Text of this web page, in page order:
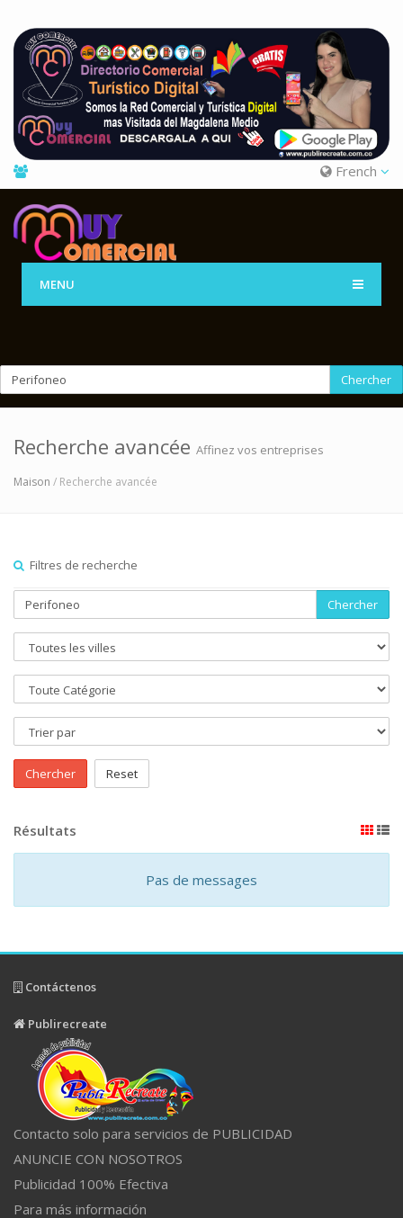
French
MENU
Chercher
Recherche avancée Affinez vos entreprises
Maison / Recherche avancée
Filtres de recherche
Chercher
Chercher Reset
Résultats
Pas de messages
Contáctenos
Publirecreate
Contacto solo para servicios de PUBLICIDAD
ANUNCIE CON NOSOTROS
Publicidad 100% Efectiva
Para más información